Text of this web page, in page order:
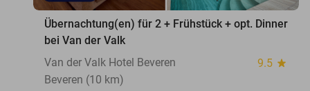
Übernachtung(en) für 2 + Frühstück + opt. Dinner
bei Van der Valk
Van der Valk Hotel Beveren
9.5 star
Beveren (10 km)